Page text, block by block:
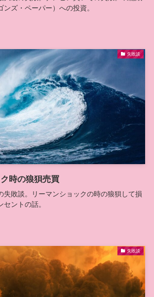
ズ・ペーパー）への投資。
失敗談
時の狼狽売買
失敗談。リーマンショックの時の狼狽して損
ントの話。
失敗談